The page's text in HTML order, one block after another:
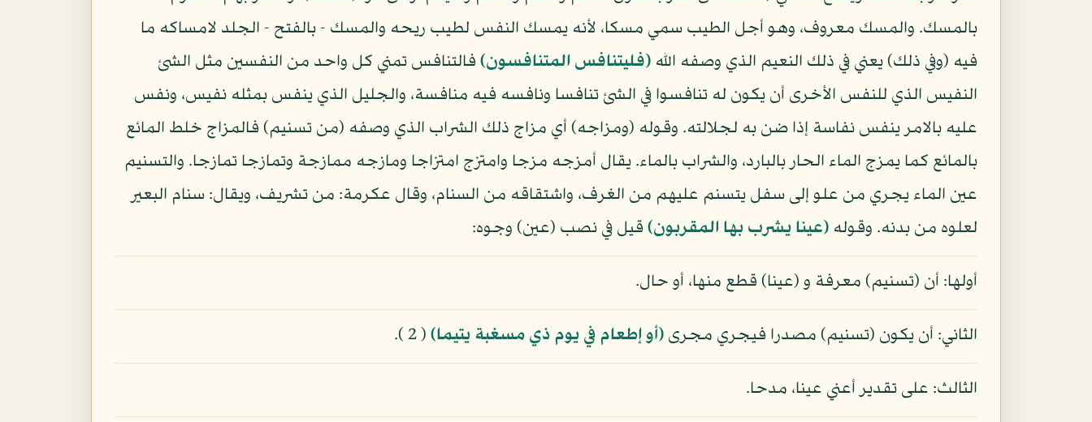
بالمسك. والمسك معروف، وهو أجل الطيب سمي مسكا، لأنه يمسك النفس لطيب ريحه والمسك - بالفتح - الجلد لامساكه ما
فيه (وفي ذلك) يعني في ذلك النعيم الذي وصفه الله (فليتنافس المتنافسون) فالتنافس تمني كل واحد من النفسين مثل الشئ
النفيس الذي للنفس الأخرى أن يكون له تنافسوا في الشئ تنافسا ونافسه فيه منافسة، والجليل الذي ينفس بمثله نفيس، ونفس
عليه بالامر ينفس نفاسة إذا ضن به لجلالته. وقوله (ومزاجه) أي مزاج ذلك الشراب الذي وصفه (من تسنيم) فالمزاج خلط المائع
بالمائع كما يمزج الماء الحار بالبارد، والشراب بالماء. يقال أمزجه مزجا وامتزج امتزاجا ومازجه ممازجة وتمازجا تمازجا. والتسنيم
عين الماء يجري من علو إلى سفل يتسنم عليهم من الغرف، واشتقاقه من السنام، وقال عكرمة: من تشريف، ويقال: سنام البعير
لعلوه من بدنه. وقوله (عينا يشرب بها المقربون) قيل في نصب (عين) وجوه:
أولها: أن (تسنيم) معرفة و (عينا) قطع منها، أو حال.
الثاني: أن يكون (تسنيم) مصدرا فيجري مجرى (أو إطعام في يوم ذي مسغبة يتيما) ( 2 ).
الثالث: على تقدير أعني عينا، مدحا.